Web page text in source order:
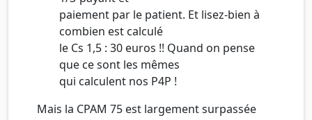
paiement par le patient. Et lisez-bien à
combien est calculé
le Cs 1,5 : 30 euros !! Quand on pense
que ce sont les mêmes
qui calculent nos P4P !
Mais la CPAM 75 est largement surpassée